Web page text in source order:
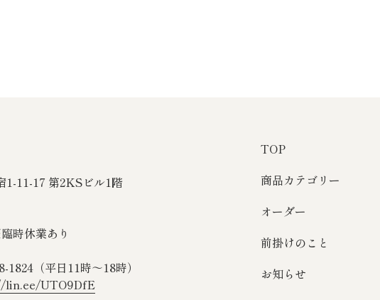
1-11-17 第2KSビル1階
時休業あり
（平日11時～18時）
lin.ee/UTO9DfE
TOP
商品カテゴリー
オーダー
前掛けのこと
お知らせ